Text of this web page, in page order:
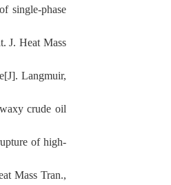
single-phase
J. Heat Mass
Langmuir,
crude oil
of high-
Mass Tran.,